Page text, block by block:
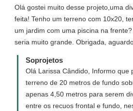
Olá gostei muito desse projeto,uma
feita! Tenho um terreno com 10x20,
um jardim com uma piscina na
seria muito grande. Obrigada,
Soprojetos
Olá Larissa Cândido, Informo que
terreno de 20 metros de fundo
apenas 4,50 metros para serem
entre os recuos frontal e fundo,